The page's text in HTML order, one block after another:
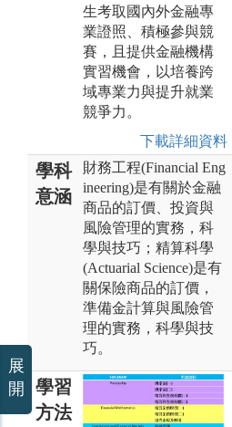
生考取國內外金融專
業證照、積極參與競
賽，且提供金融機構
實習機會，以培養跨
域專業力與提升就業
競爭力。
下載詳細資料
學科
意涵
財務工程(Financial Eng
ineering)是有關於金融
商品的訂價、投資與
風險管理的實務，科
學與技巧；精算科學
(Actuarial Science)是有
關保險商品的訂價，
準備金計算與風險管
理的實務，科學與技
巧。
學習
方法
展
開